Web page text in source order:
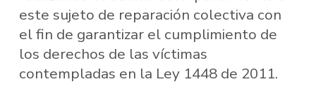
este sujeto de reparación colectiva con
el fin de garantizar el cumplimiento de
los derechos de las víctimas
contempladas en la Ley 1448 de 2011.